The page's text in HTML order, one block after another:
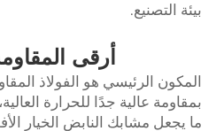
بيئة التصنيع.
أرقى
المكون الرئيسي هو الفولاذ
بمقاومة عالية جدًا للحرارة
ما يجعل مشابك النابض الخيار